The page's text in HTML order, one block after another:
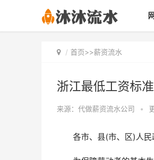
首页>>薪资流水
浙江最低工资标
来源：代做薪资流水公司 •
各市、县(市、区)人民